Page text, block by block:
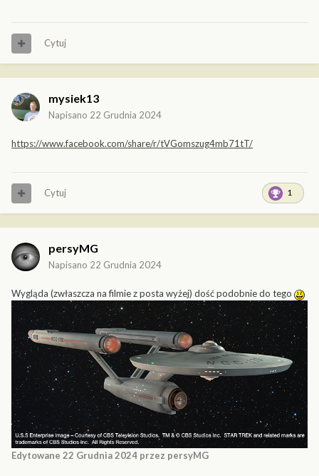
Cytuj
mysiek13
Napisano 22 Grudnia 2024
https://www.facebook.com/share/r/tVGomszug4mb71tT/
1
Cytuj
persyMG
Napisano 22 Grudnia 2024
Wygląda (zwłaszcza na filmie z posta wyżej) dość podobnie do tego
Edytowane 22 Grudnia 2024 przez persyMG